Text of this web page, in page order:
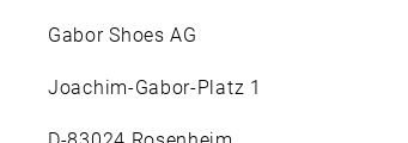
Gabor Shoes AG
Joachim-Gabor-Platz 1